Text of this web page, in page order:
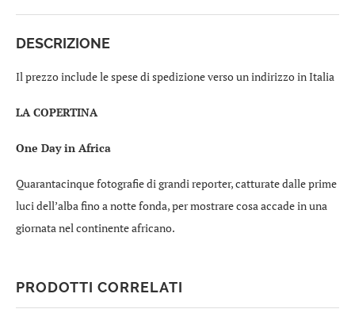
DESCRIZIONE
Il prezzo include le spese di spedizione verso un indirizzo in Italia
LA COPERTINA
One Day in Africa
Quarantacinque fotografie di grandi reporter, catturate dalle prime
luci dell’alba fino a notte fonda, per mostrare cosa accade in una
giornata nel continente africano.
PRODOTTI CORRELATI